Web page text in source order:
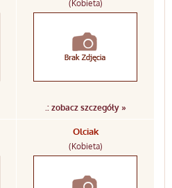
(Kobieta)
.: zobacz szczegóły »
Olciak
(Kobieta)